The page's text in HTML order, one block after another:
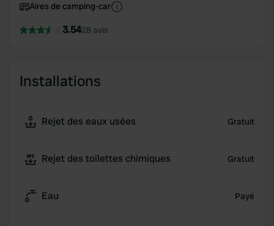
Aires de camping-car
3.5428 avis
Installations
Rejet des eaux usées Gratuit
Rejet des toilettes chimiques Gratuit
Eau Payé